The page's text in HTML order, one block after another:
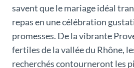
savent que le mariage idéal
repas en une célébration
promesses. De la vibrante
fertiles de la vallée du Rhône,
recherchés contourneront les